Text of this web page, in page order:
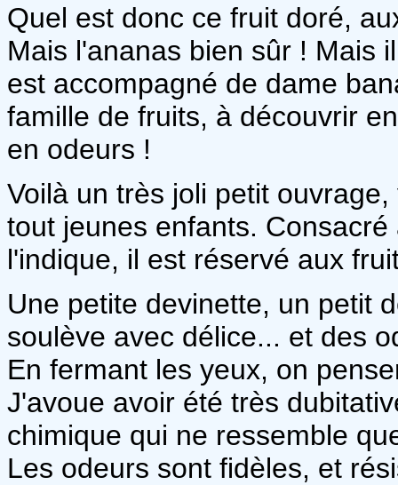
Quel est donc ce fruit doré,
Mais l'ananas bien sûr ! Mais
est accompagné de dame
famille de fruits, à découvrir
en odeurs !
Voilà un très joli petit
tout jeunes enfants.
l'indique, il est réservé aux
Une petite devinette, un petit
soulève avec délice... et des
En fermant les yeux, on
J'avoue avoir été très
chimique qui ne ressemble
Les odeurs sont fidèles, et